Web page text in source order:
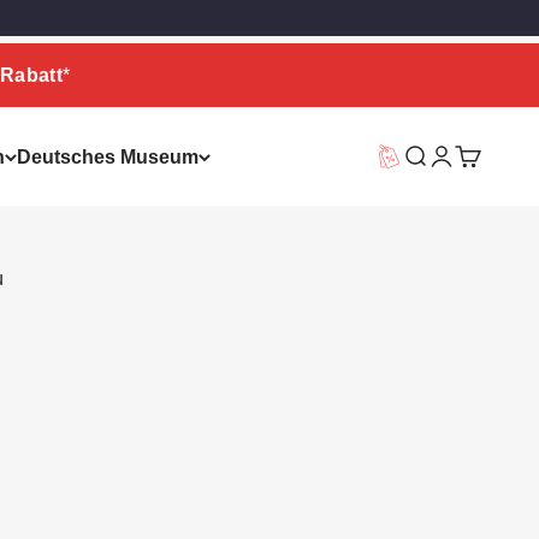
*
Deutsches Museum Vorteilswelt
Suche